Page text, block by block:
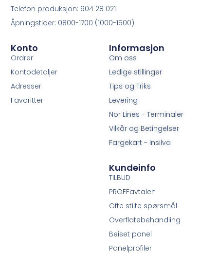
Informasjon
Om oss
Ledige stillinger
Tips og Triks
Levering
Nor Lines - Terminaler
Vilkår og Betingelser
Fargekart - Insilva
Konto
Ordrer
Kontodetaljer
Adresser
Favoritter
Kundeinfo
TILBUD
PROFFavtalen
Ofte stilte spørsmål
Overflatebehandling
Beiset panel
Panelprofiler
Telefon produksjon: 904 28 021
Åpningstider: 0800-1700 (1000-1500)